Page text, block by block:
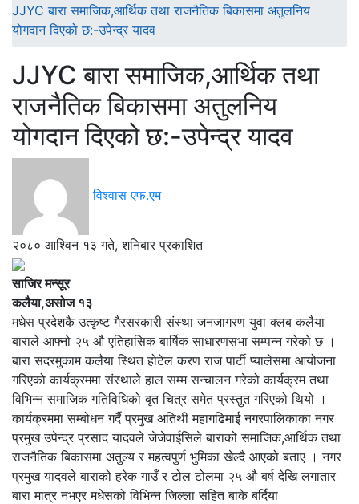
JJYC बारा समाजिक,आर्थिक तथा राजनैतिक बिकासमा अतुलनिय
योगदान दिएको छ:-उपेन्द्र यादव
JJYC बारा समाजिक,आर्थिक तथा
राजनैतिक बिकासमा अतुलनिय
योगदान दिएको छ:-उपेन्द्र यादव
विश्वास एफ.एम
२०८० आश्विन १३ गते, शनिबार प्रकाशित
साजिर मन्सूर
कलैया,असोज १३
मधेस प्रदेशकै उत्कृष्ट गैरसरकारी संस्था जनजागरण युवा क्लब कलैया
बाराले आफ्नो २५ औ एतिहासिक बार्षिक साधारणसभा सम्पन्न गरेको छ ।
बारा सदरमुकाम कलैया स्थित होटेल करण राज पार्टी प्यालेसमा आयोजना
गरिएको कार्यक्रममा संस्थाले हाल सम्म सन्चालन गरेको कार्यक्रम तथा
विभिन्न समाजिक गतिविधिको बृत चित्र समेत प्रस्तुत गरिएको थियो ।
कार्यक्रममा सम्बोधन गर्दै प्रमुख अतिथी महागढिमाई नगरपालिकाका नगर
प्रमुख उपेन्द्र प्रसाद यादवले जेजेवाईसिले बाराको समाजिक,आर्थिक तथा
राजनैतिक बिकासमा अतुल्य र महत्वपुर्ण भुमिका खेल्दै आएको बताए । नगर
प्रमुख यादवले बाराको हरेक गाउँ र टोल टोलमा २५ औ बर्ष देखि लगातार
बारा मात्र नभएर मधेसको विभिन्न जिल्ला सहित बाके बर्दिया